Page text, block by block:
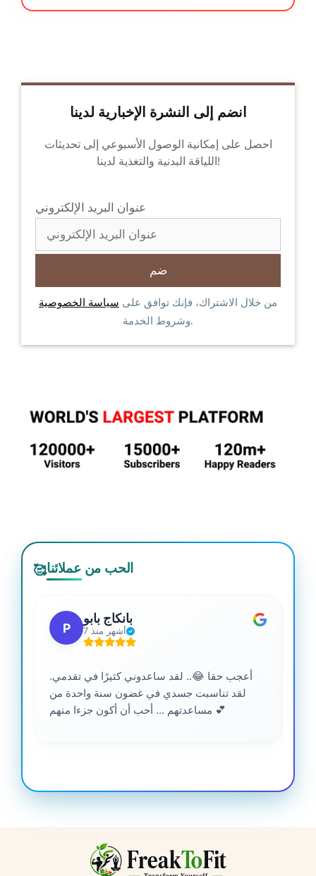
انضم إلى النشرة الإخبارية لدينا
احصل على إمكانية الوصول الأسبوعي إلى تحديثات
اللياقة البدنية والتغذية لدينا!
عنوان البريد الإلكتروني
من خلال الاشتراك، فإنك توافق على سياسة الخصوصية
وشروط الخدمة.
🥰الحب من عملائنا
P
بانكاج بابو
7 أشهر منذ
أعجب حقا 😂.. لقد ساعدوني كثيرًا في تقدمي.
لقد تناسبت جسدي في غضون سنة واحدة من
مساعدتهم ... أحب أن أكون جزءا منهم 💕